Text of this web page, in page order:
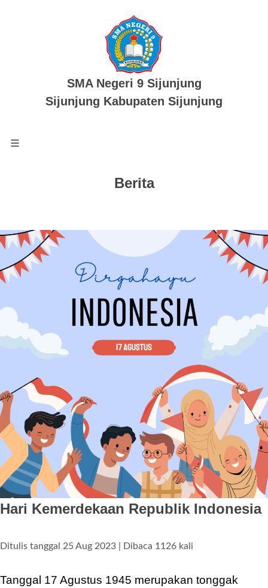
SMA Negeri 9 Sijunjung
Sijunjung Kabupaten Sijunjung
Berita
Hari Kemerdekaan Republik Indonesia
Ditulis tanggal 25 Aug 2023 | Dibaca 1126 kali
Tanggal 17 Agustus 1945 merupakan tonggak